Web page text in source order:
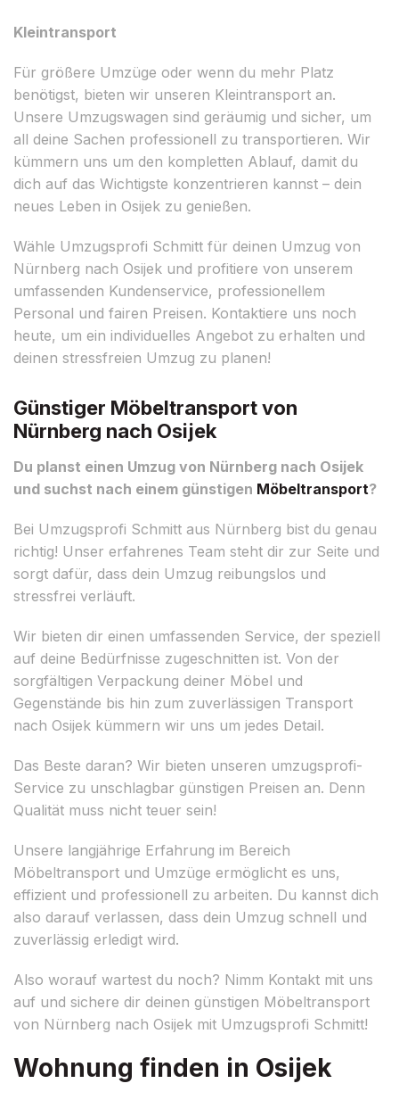
Kleintransport
Für größere Umzüge oder wenn du mehr Platz
benötigst, bieten wir unseren Kleintransport an.
Unsere Umzugswagen sind geräumig und sicher, um
all deine Sachen professionell zu transportieren. Wir
kümmern uns um den kompletten Ablauf, damit du
dich auf das Wichtigste konzentrieren kannst – dein
neues Leben in Osijek zu genießen.
Wähle Umzugsprofi Schmitt für deinen Umzug von
Nürnberg nach Osijek und profitiere von unserem
umfassenden Kundenservice, professionellem
Personal und fairen Preisen. Kontaktiere uns noch
heute, um ein individuelles Angebot zu erhalten und
deinen stressfreien Umzug zu planen!
Günstiger Möbeltransport von
Nürnberg nach Osijek
Du planst einen Umzug von Nürnberg nach Osijek
und suchst nach einem günstigen Möbeltransport?
Bei Umzugsprofi Schmitt aus Nürnberg bist du genau
richtig! Unser erfahrenes Team steht dir zur Seite und
sorgt dafür, dass dein Umzug reibungslos und
stressfrei verläuft.
Wir bieten dir einen umfassenden Service, der speziell
auf deine Bedürfnisse zugeschnitten ist. Von der
sorgfältigen Verpackung deiner Möbel und
Gegenstände bis hin zum zuverlässigen Transport
nach Osijek kümmern wir uns um jedes Detail.
Das Beste daran? Wir bieten unseren umzugsprofi-
Service zu unschlagbar günstigen Preisen an. Denn
Qualität muss nicht teuer sein!
Unsere langjährige Erfahrung im Bereich
Möbeltransport und Umzüge ermöglicht es uns,
effizient und professionell zu arbeiten. Du kannst dich
also darauf verlassen, dass dein Umzug schnell und
zuverlässig erledigt wird.
Also worauf wartest du noch? Nimm Kontakt mit uns
auf und sichere dir deinen günstigen Möbeltransport
von Nürnberg nach Osijek mit Umzugsprofi Schmitt!
Wohnung finden in Osijek